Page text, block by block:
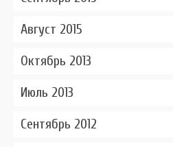
Август 2015
Октябрь 2013
Июль 2013
Сентябрь 2012